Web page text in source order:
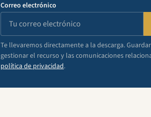
Correo electrónico
Te llevaremos directamente a la descarga.
gestionar el recurso y las comunicaciones
política de privacidad.